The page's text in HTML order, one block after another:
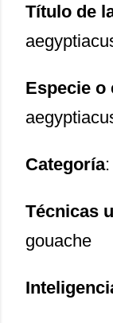
Título de
Especie o
Categoría
Técnicas
gouache